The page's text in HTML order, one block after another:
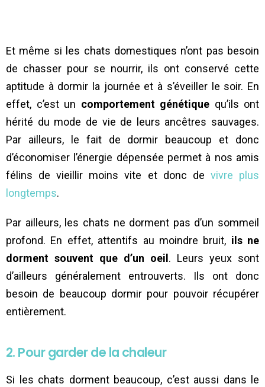
Et même si les chats domestiques n’ont pas besoin
de chasser pour se nourrir, ils ont conservé cette
aptitude à dormir la journée et à s’éveiller le soir. En
effet, c’est un comportement génétique qu’ils ont
hérité du mode de vie de leurs ancêtres sauvages.
Par ailleurs, le fait de dormir beaucoup et donc
d’économiser l’énergie dépensée permet à nos amis
félins de vieillir moins vite et donc de vivre plus
longtemps.
Par ailleurs, les chats ne dorment pas d’un sommeil
profond. En effet, attentifs au moindre bruit, ils ne
dorment souvent que d’un oeil . Leurs yeux sont
d’ailleurs généralement entrouverts. Ils ont donc
besoin de beaucoup dormir pour pouvoir récupérer
entièrement.
2. Pour garder de la chaleur
Si les chats dorment beaucoup, c’est aussi dans le